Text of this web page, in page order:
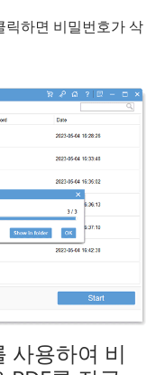
릭하면 비밀번호가 삭
사용하여 비